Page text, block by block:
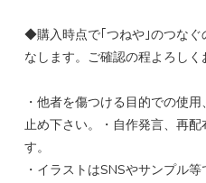
◆購入時点で｢つねや｣のつなぐ
なします。ご確認の程よろしく
・他者を傷つける目的での使
止め下さい。・自作発言、再
す。
・イラストはSNSやサンプル